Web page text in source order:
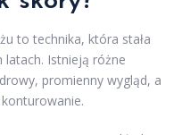
to technika, która stała
latach. Istnieją różne
promienny wygląd, a
konturowanie.